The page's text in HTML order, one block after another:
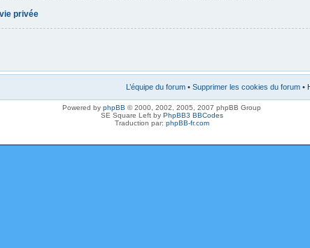
privée
L’équipe du forum • Supprimer les cookies du forum •
Powered by phpBB © 2000, 2002, 2005, 2007 phpBB Group
SE Square Left by PhpBB3 BBCodes
Traduction par: phpBB-fr.com